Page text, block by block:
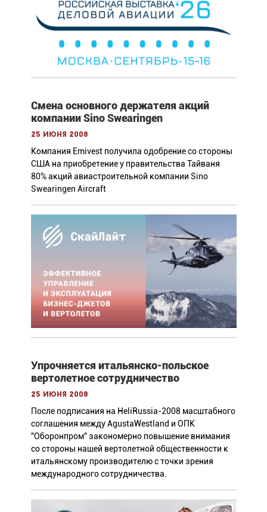
Смена основного держателя акций
компании Sino Swearingen
25 июня 2008
Компания Emivest получила одобрение со стороны
США на приобретение у правительства Тайваня
80% акций авиастроительной компании Sino
Swearingen Aircraft
Упрочняется итальянско-польское
вертолетное сотрудничество
25 июня 2008
После подписания на HeliRussia-2008 масштабного
соглашения между AgustaWestland и ОПК
"Оборонпром" закономерно повышение внимания
со стороны нашей вертолетной общественности к
итальянскому производителю с точки зрения
международного сотрудничества.